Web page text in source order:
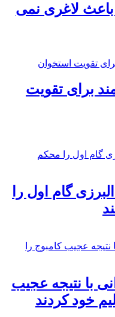
لاغری نمی
برای تقویت
گام اول را
با نتیجه عجیب
خود کردند